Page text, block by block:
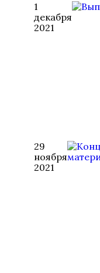
1
декабря
2021
29
ноября
2021